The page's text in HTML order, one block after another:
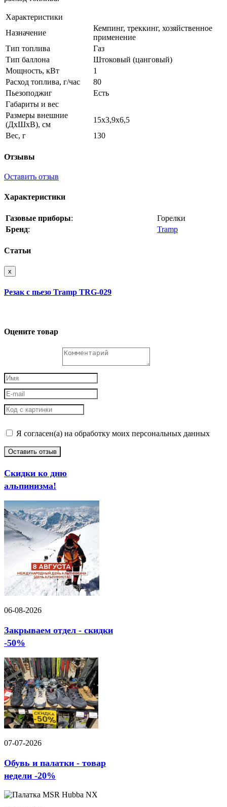
Характеристики
Назначение
Кемпинг, треккинг, хозяйственное
применение
Тип топлива
Газ
Тип баллона
Штоковый (цанговый)
Мощность, кВт
1
Расход топлива, г/час
80
Пьезоподжиг
Есть
Габариты и вес
Размеры внешние
(ДхШхВ), см
15х3,9х6,5
Вес, г
130
Отзывы
Оставить отзыв
Характеристики
Газовые приборы:
Горелки
Бренд: Tramp
Статьи
x
Резак с пьезо Tramp TRG-029
Оцените товар
Я согласен(а) на обработку моих персональных данных
Оставить отзыв
Скидки ко дню
альпинизма!
06-08-2026
Закрываем отдел - скидки
-50%
07-07-2026
Обувь и палатки - товар
недели -20%